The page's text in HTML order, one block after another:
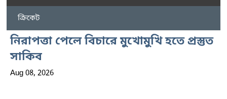
ক্রিকেট
নিরাপত্তা পেলে বিচারে মুখোমুখি হতে প্রস্তুত
সাকিব
Aug 08, 2026